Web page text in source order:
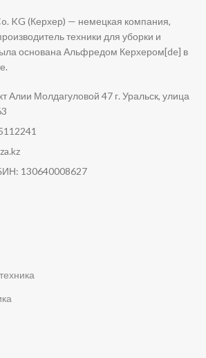
KG (Керхер) — немецкая компания,
техники для уборки и
основана Альфредом Керхером[de] в
Алии Молдагуловой 47 г. Уральск, улица
130640008627